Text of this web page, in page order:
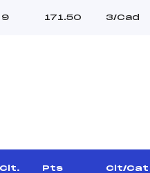
9 171.50 3/Cad
Clt. Pts Clt/Cat